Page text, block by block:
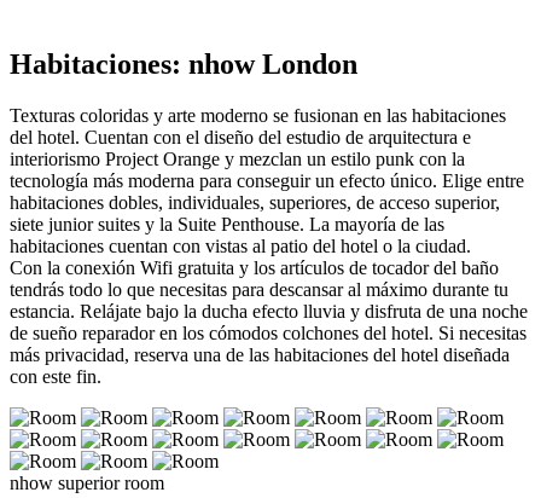
Habitaciones: nhow London
Texturas coloridas y arte moderno se fusionan en las habitaciones
del hotel. Cuentan con el diseño del estudio de arquitectura e
interiorismo Project Orange y mezclan un estilo punk con la
tecnología más moderna para conseguir un efecto único. Elige entre
habitaciones dobles, individuales, superiores, de acceso superior,
siete junior suites y la Suite Penthouse. La mayoría de las
habitaciones cuentan con vistas al patio del hotel o la ciudad.
Con la conexión Wifi gratuita y los artículos de tocador del baño
tendrás todo lo que necesitas para descansar al máximo durante tu
estancia. Relájate bajo la ducha efecto lluvia y disfruta de una noche
de sueño reparador en los cómodos colchones del hotel. Si necesitas
más privacidad, reserva una de las habitaciones del hotel diseñada
con este fin.
nhow superior room